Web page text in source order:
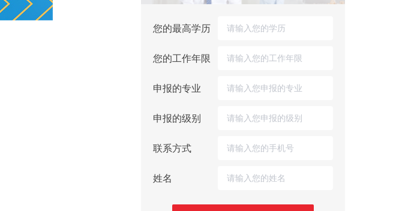
您的最高学历
您的工作年限
申报的专业
申报的级别
联系方式
姓名